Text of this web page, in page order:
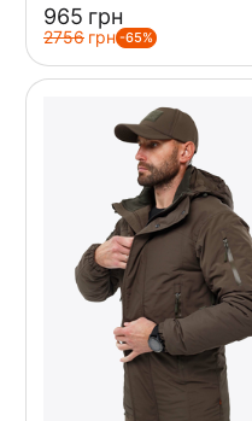
‍965‍ грн
‍2756‍ грн -65%